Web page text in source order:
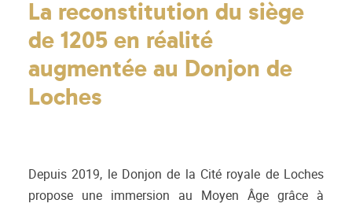
La reconstitution du siège
de 1205 en réalité
augmentée au Donjon de
Loches
Depuis 2019, le Donjon de la Cité royale de Loches
propose une immersion au Moyen Âge grâce à